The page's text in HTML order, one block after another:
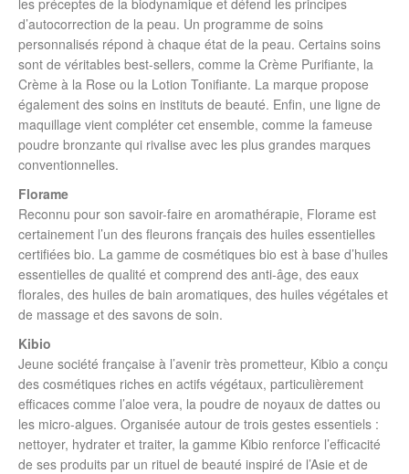
les préceptes de la biodynamique et défend les principes
d’autocorrection de la peau. Un programme de soins
personnalisés répond à chaque état de la peau. Certains soins
sont de véritables best-sellers, comme la Crème Purifiante, la
Crème à la Rose ou la Lotion Tonifiante. La marque propose
également des soins en instituts de beauté. Enfin, une ligne de
maquillage vient compléter cet ensemble, comme la fameuse
poudre bronzante qui rivalise avec les plus grandes marques
conventionnelles.
Florame
Reconnu pour son savoir-faire en aromathérapie, Florame est
certainement l’un des fleurons français des huiles essentielles
certifiées bio. La gamme de cosmétiques bio est à base d’huiles
essentielles de qualité et comprend des anti-âge, des eaux
florales, des huiles de bain aromatiques, des huiles végétales et
de massage et des savons de soin.
Kibio
Jeune société française à l’avenir très prometteur, Kibio a conçu
des cosmétiques riches en actifs végétaux, particulièrement
efficaces comme l’aloe vera, la poudre de noyaux de dattes ou
les micro-algues. Organisée autour de trois gestes essentiels :
nettoyer, hydrater et traiter, la gamme Kibio renforce l’efficacité
de ses produits par un rituel de beauté inspiré de l’Asie et de